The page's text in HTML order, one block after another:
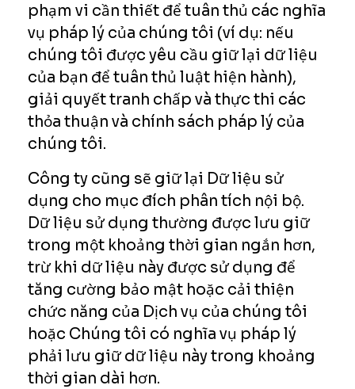
phạm vi cần thiết để tuân thủ các nghĩa
vụ pháp lý của chúng tôi (ví dụ: nếu
chúng tôi được yêu cầu giữ lại dữ liệu
của bạn để tuân thủ luật hiện hành),
giải quyết tranh chấp và thực thi các
thỏa thuận và chính sách pháp lý của
chúng tôi.
Công ty cũng sẽ giữ lại Dữ liệu sử
dụng cho mục đích phân tích nội bộ.
Dữ liệu sử dụng thường được lưu giữ
trong một khoảng thời gian ngắn hơn,
trừ khi dữ liệu này được sử dụng để
tăng cường bảo mật hoặc cải thiện
chức năng của Dịch vụ của chúng tôi
hoặc Chúng tôi có nghĩa vụ pháp lý
phải lưu giữ dữ liệu này trong khoảng
thời gian dài hơn.